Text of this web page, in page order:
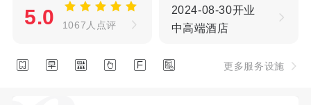
5.0 1067人点评
2024-08-30开业
中高端酒店
      更多服务设施